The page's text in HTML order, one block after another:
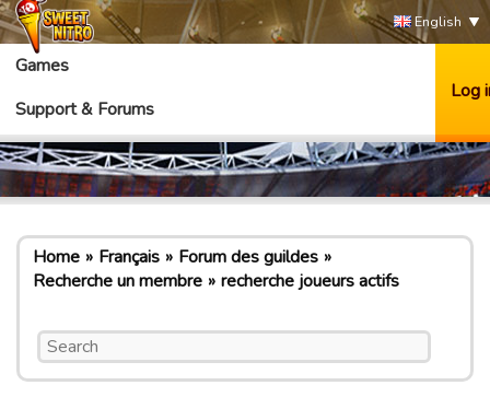
English
Games
Support & Forums
Log
Home Français
Forum des guildes
Recherche un membre
recherche joueurs actifs